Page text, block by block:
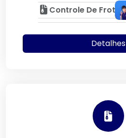
Controle De Frota
Detalhes